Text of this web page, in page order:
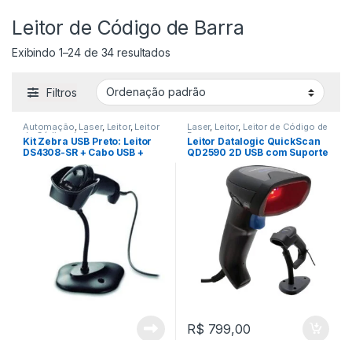
Leitor de Código de Barra
Exibindo 1–24 de 34 resultados
Filtros
Automação, Laser, Leitor, Leitor
de Código de Barra
Kit Zebra USB Preto: Leitor
DS4308-SR + Cabo USB +
Laser, Leitor, Leitor de Código de
Barra
Leitor Datalogic QuickScan
QD2590 2D USB com Suporte
R$ 799,00